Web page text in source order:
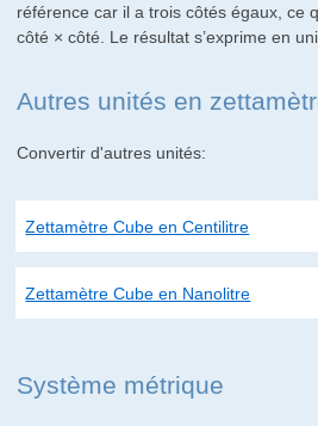
référence car il a trois côtés égaux, ce
côté × côté. Le résultat s’exprime en
Autres unités en
Convertir d'autres unités:
Zettamètre Cube en Centilitre
Zettamètre Cube en Nanolitre
Système métrique